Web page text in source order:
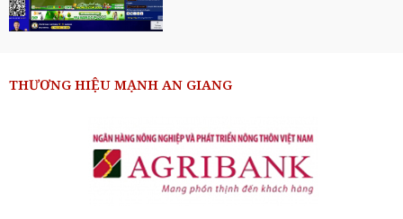
THƯƠNG HIỆU MẠNH AN GIANG